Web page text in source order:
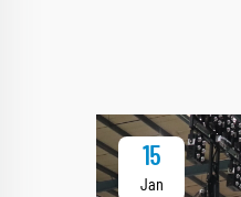
15
Jan